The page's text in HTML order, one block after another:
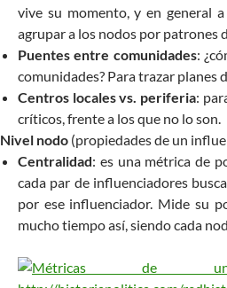
vive su momento, y en general
agrupar a los nodos por patrones
Puentes entre comunidades:
comunidades? Para trazar planes
Centros locales vs. periferia:
críticos, frente a los que no lo son.
Nivel nodo (propiedades de un
Centralidad: es una métrica de
cada par de influenciadores
por ese influenciador. Mide su
mucho tiempo así, siendo cada